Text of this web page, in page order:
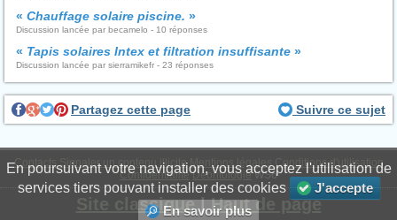
« Chauffage solaire piscine. »
Discussion lancée par becamelo - 10 réponses
« Tapis solaires Intex et filtration insuffisante »
Discussion lancée par sierramikefr - 23 réponses
Partagez cette page Suivre ce sujet
Contacts Signaler un contenu illicite Mentions légales Conditions d'utilisation
Confidentialité DéontologieWS6
Site classique|Haut de page
En poursuivant votre navigation, vous acceptez l'utilisation de
services tiers pouvant installer des cookies
J'accepte
En savoir plus